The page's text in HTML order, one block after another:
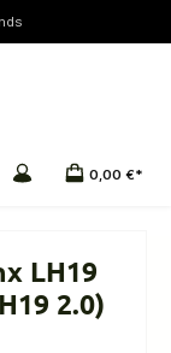
0,00 €*
LH19
2.0)